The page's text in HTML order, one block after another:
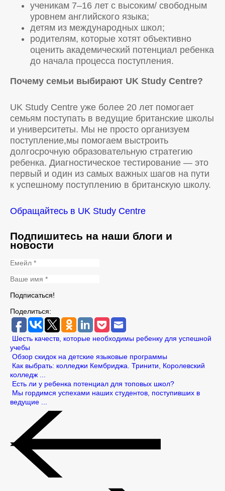
ученикам 7–16 лет с высоким/ свободным
уровнем английского языка;
детям из международных школ;
родителям, которые хотят объективно
оценить академический потенциал ребенка
до начала процесса поступления.
Почему семьи выбирают UK Study Centre?
UK Study Centre уже более 20 лет помогает
семьям поступать в ведущие британские школы
и университеты. Мы не просто организуем
поступление,мы помогаем выстроить
долгосрочную образовательную стратегию
ребенка. Диагностическое тестирование — это
первый и один из самых важных шагов на пути
к успешному поступлению в британскую школу.
Обращайтесь в UK Study Centre
Подпишитесь на наши блоги и
новости
Поделиться:
Шесть качеств, которые необходимы ребенку для успешной
учебы
Обзор скидок на детские языковые программы
Как выбрать: колледжи Кембриджа. Тринити, Королевский
колледж ...
Есть ли у ребенка потенциал для топовых школ?
Мы гордимся успехами наших студентов, поступивших в
ведущие ...